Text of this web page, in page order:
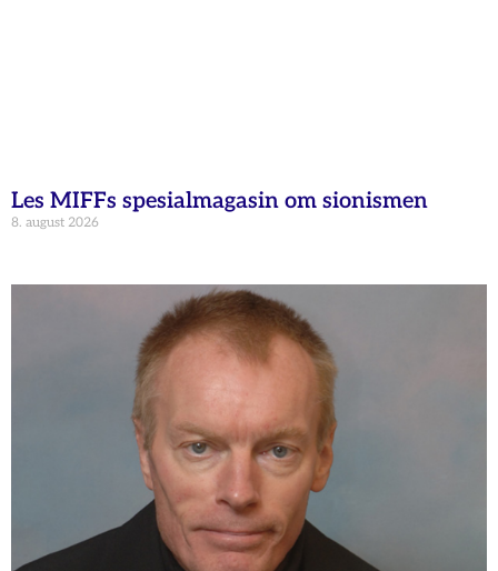
Les MIFFs spesialmagasin om sionismen
8. august 2026